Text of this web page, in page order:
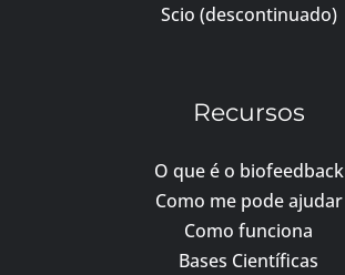
Scio (descontinuado)
Recursos
O que é o biofeedback
Como me pode ajudar
Como funciona
Bases Científicas